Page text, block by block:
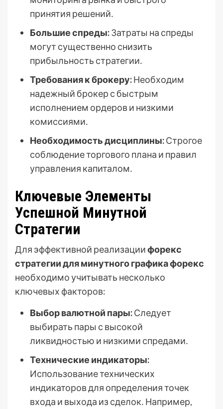
принятия решений․
Большие спреды:Затраты на спреды
могут существенно снизить
прибыльность стратегии․
Требования к брокеру:Необходим
надежный брокер с быстрым
исполнением ордеров и низкими
комиссиями․
Необходимость дисциплины:Строгое
соблюдение торгового плана и правил
управления капиталом․
Ключевые Элементы
Успешной Минутной
Стратегии
Для эффективной реализациифорекс
стратегии для минутного графика форекс
необходимо учитывать несколько
ключевых факторов:
Выбор валютной пары:Следует
выбирать пары с высокой
ликвидностью и низкими спредами․
Технические индикаторы:
Использование технических
индикаторов для определения точек
входа и выхода из сделок․ Например,